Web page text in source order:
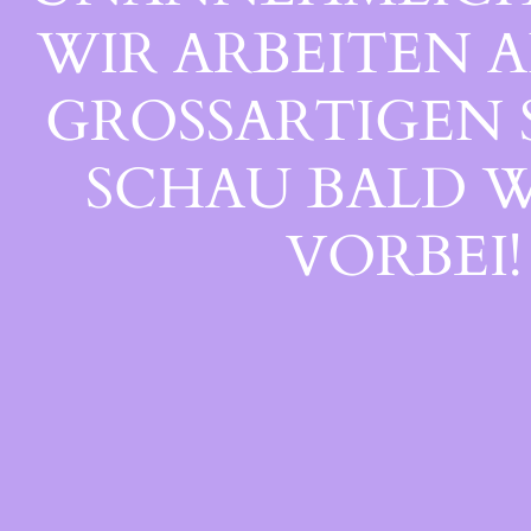
WIR ARBEITEN
GROSSARTIGEN
CHAU BALD
ORBEI!